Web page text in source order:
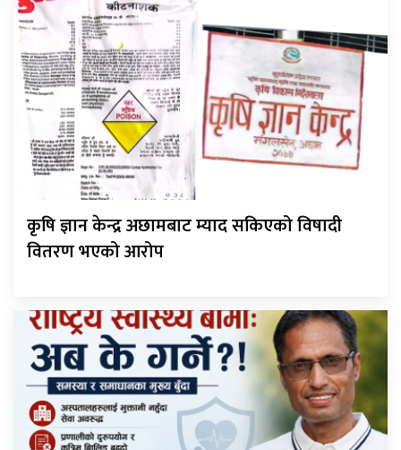
कृषि ज्ञान केन्द्र अछामबाट म्याद सकिएको विषादी
वितरण भएको आरोप